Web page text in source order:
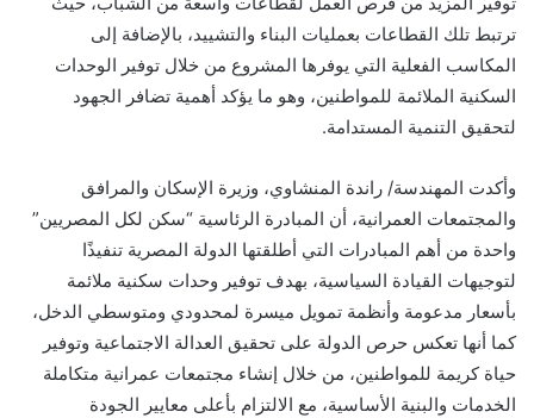
ترتبط تلك القطاعات بعمليات البناء والتشييد، بالإضافة إلى
المكاسب الفعلية التي يوفرها المشروع من خلال توفير الوحدات
السكنية الملائمة للمواطنين، وهو ما يؤكد أهمية تضافر الجهود
لتحقيق التنمية المستدامة.
وأكدت المهندسة/ راندة المنشاوي، وزيرة الإسكان والمرافق
والمجتمعات العمرانية، أن المبادرة الرئاسية “سكن لكل المصريين”
واحدة من أهم المبادرات التي أطلقتها الدولة المصرية تنفيذًا
لتوجيهات القيادة السياسية، بهدف توفير وحدات سكنية ملائمة
بأسعار مدعومة وأنظمة تمويل ميسرة لمحدودي ومتوسطي الدخل،
كما أنها تعكس حرص الدولة على تحقيق العدالة الاجتماعية وتوفير
حياة كريمة للمواطنين، من خلال إنشاء مجتمعات عمرانية متكاملة
الخدمات والبنية الأساسية، مع الالتزام بأعلى معايير الجودة